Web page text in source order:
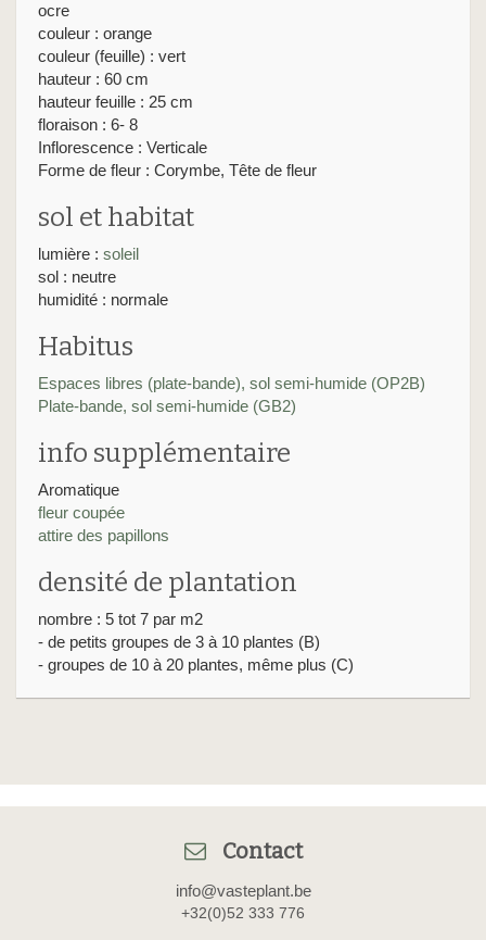
ocre
couleur : orange
couleur (feuille) : vert
hauteur : 60 cm
hauteur feuille : 25 cm
floraison : 6- 8
Inflorescence : Verticale
Forme de fleur : Corymbe, Tête de fleur
sol et habitat
lumière : soleil
sol : neutre
humidité : normale
Habitus
Espaces libres (plate-bande), sol semi-humide (OP2B)
Plate-bande, sol semi-humide (GB2)
info supplémentaire
Aromatique
fleur coupée
attire des papillons
densité de plantation
nombre : 5 tot 7 par m2
- de petits groupes de 3 à 10 plantes (B)
- groupes de 10 à 20 plantes, même plus (C)
Contact
info@vasteplant.be
+32(0)52 333 776